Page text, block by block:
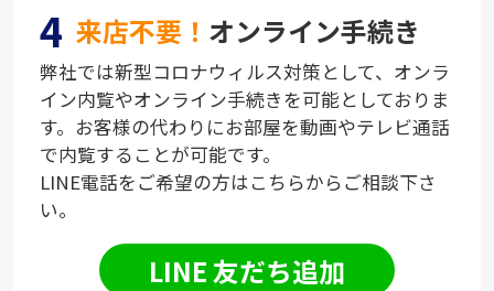
4 来店不要！ オンライン手続き
弊社では新型コロナウィルス対策として、オンラ
イン内覧やオンライン手続きを可能としておりま
す。お客様の代わりにお部屋を動画やテレビ通話
で内覧することが可能です。
LINE電話をご希望の方はこちらからご相談下さ
い。
LINE 友だち追加